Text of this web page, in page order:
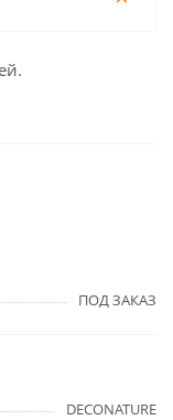
ПОД ЗАКАЗ
DECONATURE